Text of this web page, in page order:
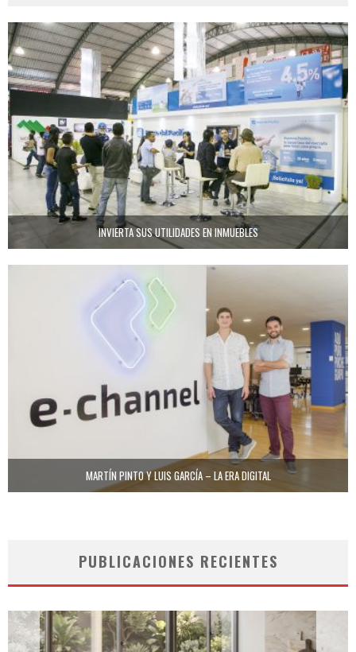
INVIERTA SUS UTILIDADES EN INMUEBLES
MARTÍN PINTO Y LUIS GARCÍA – LA ERA DIGITAL
PUBLICACIONES RECIENTES